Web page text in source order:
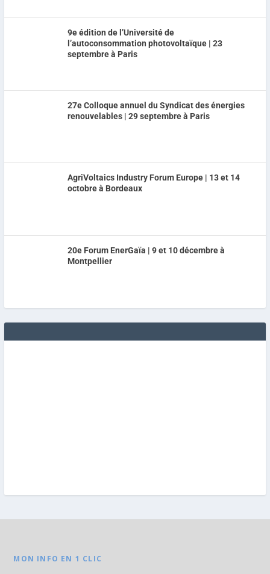
9e édition de l’Université de
l’autoconsommation photovoltaïque | 23
septembre à Paris
27e Colloque annuel du Syndicat des énergies
renouvelables | 29 septembre à Paris
AgriVoltaics Industry Forum Europe | 13 et 14
octobre à Bordeaux
20e Forum EnerGaïa | 9 et 10 décembre à
Montpellier
MON INFO EN 1 CLIC